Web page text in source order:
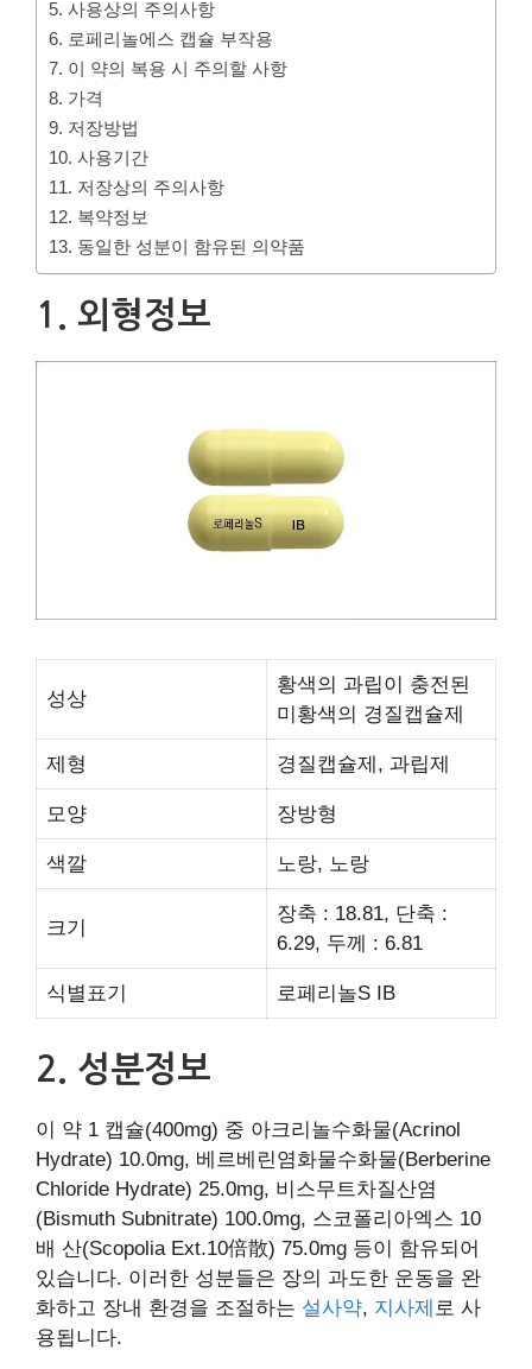
5. 사용상의 주의사항
6. 로페리놀에스 캡슐 부작용
7. 이 약의 복용 시 주의할 사항
8. 가격
9. 저장방법
10. 사용기간
11. 저장상의 주의사항
12. 복약정보
13. 동일한 성분이 함유된 의약품
1. 외형정보
성상
황색의 과립이 충전된
미황색의 경질캡슐제
제형 경질캡슐제, 과립제
모양 장방형
색깔 노랑, 노랑
크기
장축 : 18.81, 단축 :
6.29, 두께 : 6.81
식별표기 로페리놀S IB
2. 성분정보
이 약 1 캡슐(400mg) 중 아크리놀수화물(Acrinol
Hydrate) 10.0mg, 베르베린염화물수화물(Berberine
Chloride Hydrate) 25.0mg, 비스무트차질산염
(Bismuth Subnitrate) 100.0mg, 스코폴리아엑스 10
배 산(Scopolia Ext.10倍散) 75.0mg 등이 함유되어
있습니다. 이러한 성분들은 장의 과도한 운동을 완
화하고 장내 환경을 조절하는 설사약, 지사제 로 사
용됩니다.